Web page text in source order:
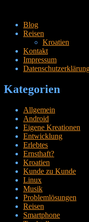
Zum
Inhalt
Blog
Reisen
Kroatien
Kontakt
Impressum
Kategorien
Allgemein
Android
Eigene Kreationen
Entwicklung
Erlebtes
Ernsthaft?
Kroatien
Kunde zu Kunde
Linux
Musik
Problemlösungen
Reisen
Smartphone